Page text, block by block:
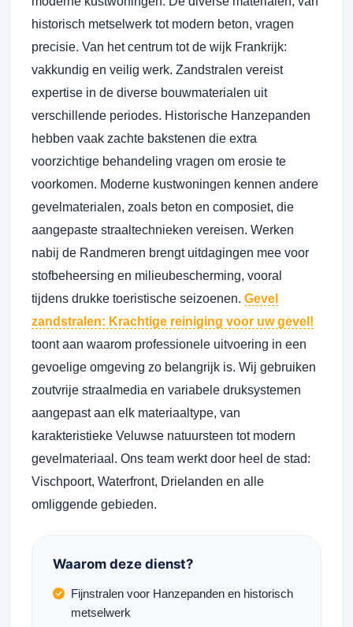
historisch metselwerk tot modern beton, vragen
precisie. Van het centrum tot de wijk Frankrijk:
vakkundig en veilig werk. Zandstralen vereist
expertise in de diverse bouwmaterialen uit
verschillende periodes. Historische Hanzepanden
hebben vaak zachte bakstenen die extra
voorzichtige behandeling vragen om erosie te
voorkomen. Moderne kustwoningen kennen andere
gevelmaterialen, zoals beton en composiet, die
aangepaste straaltechnieken vereisen. Werken
nabij de Randmeren brengt uitdagingen mee voor
stofbeheersing en milieubescherming, vooral
tijdens drukke toeristische seizoenen.Gevel
zandstralen: Krachtige reiniging voor uw gevel!
toont aan waarom professionele uitvoering in een
gevoelige omgeving zo belangrijk is. Wij gebruiken
zoutvrije straalmedia en variabele druksystemen
aangepast aan elk materiaaltype, van
karakteristieke Veluwse natuursteen tot modern
gevelmateriaal. Ons team werkt door heel de stad:
Vischpoort, Waterfront, Drielanden en alle
omliggende gebieden.
Waarom deze dienst?
Fijnstralen voor Hanzepanden en historisch
metselwerk